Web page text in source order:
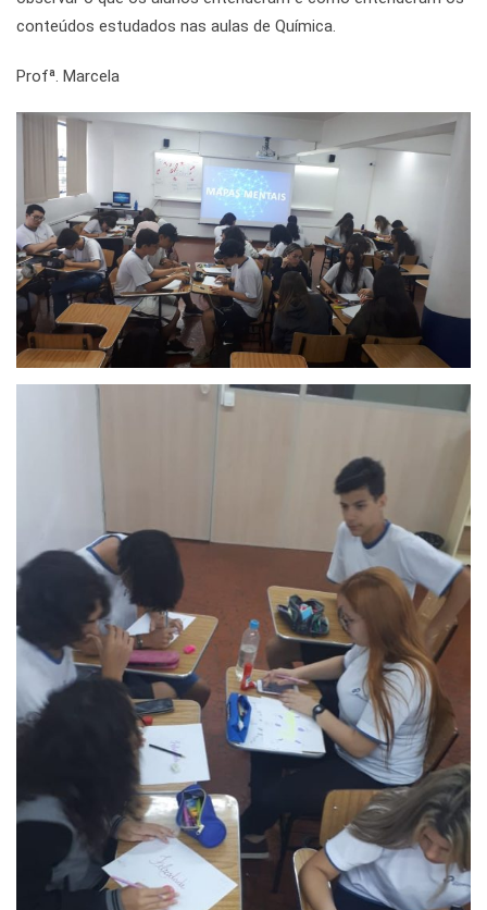
conteúdos estudados nas aulas de Química.
Profª. Marcela